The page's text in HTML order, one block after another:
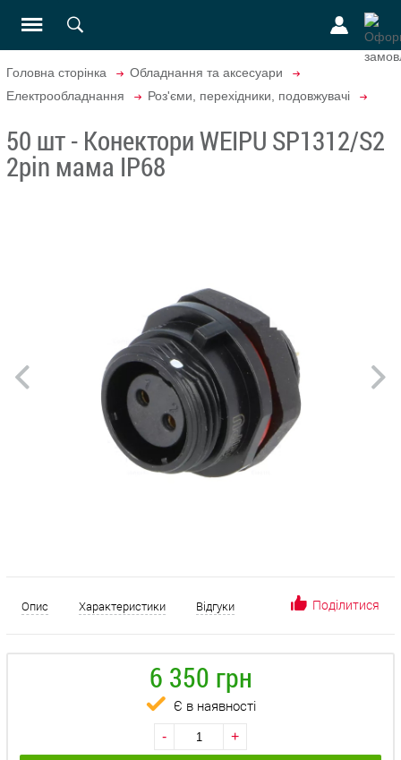
Головна сторінка
Обладнання та аксесуари
Електрообладнання
Роз'єми, перехідники, подовжувачі
50 шт - Конектори WEIPU SP1312/S2
2pin мама IP68
Опис Характеристики Відгуки Поділитися
6 350 грн
Є в наявності
- +